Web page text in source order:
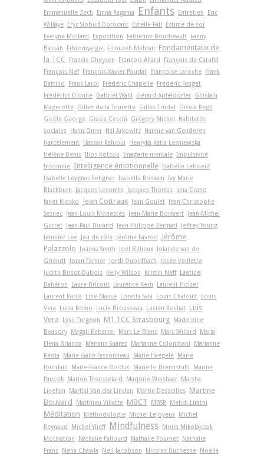
Emmanuelle Zech
Emna Ragama Enfants Entretien
Eric
Willaye Eryc Siobud Dorocant Estelle Fall
Estime de soi
Evelyne Mollard
Exposition Fabienne Boudreault Fanny
Bassan
Fibromyalgie Firouzeh Mehran
Fondamentaux de
la TCC
Francis Gheysen François Allard
François de Carufel
François Nef François-Xavier Poudat Françoise Laroche Frank
Dattilio
Frank Laroi Frédéric Chapelle Frédéric Fanget
Frédérick Dionne Gabriel Wahl Gérard Apfeldorfer Ghislain
Magerotte Gilles de la Tourette Gilles Trudel
Gisela Regli
Gisèle George Grazia Ceschi Grégory Michel
Habiletés
sociales Haim Omer Hal Arkowitz Hannie van Genderen
Harcèlement Hassan Rahioui
Henryka Katia Lesniewska
Hélène Denis Ilios Kotsou Imagerie mentale Impulsivité
Insomnie Intelligence émotionnelle Isabelle Leboeuf
Isabelle Leygnac-Solignac Isabelle Roskam Ivy Marie
Blackburn
Jacques Lecomte Jacques Thomas Jana Grand
Janet Klosko
Jean Cottraux Jean Goulet Jean-Christophe
Seznec Jean-Louis Monestès Jean-Marie Boisvert Jean-Michel
Gurret Jean-Paul Durand Jean-Philippe Zermati
Jeffrey Young
Jennifer Lee Jeu de rôle Jérôme Favrod
Jérôme
Palazzolo
Joanna Smith Joël Billieux Jolande van de
Griendt Joran Farnier Jordi Quoidbach
Josée Veillette
Judith Brisot-Dubois Kelly Wilson Kristin Neff Laetizia
Dahéron
Laure Bricout Laurence Kern
Laurent Holzer
Laurent Karila
Line Massé Loretta Sala Louis Chaloult Louis
Vera
Lucia Romo Lucie Brousseau Lucien Rochat Luis
Vera
Lyse Turgeon M1 TCC Strasbourg Madeleine
Beaudry Magali Rebattel Marc Le Blanc Marc Willard
Maria
Elena Brianda
Mariann Suarez Marianne Colombani
Marianne
Kédia
Marie Gallé-Tessonneau Marie Haegelé Marie
Jourdain
Marie-France Bolduc Marie-Jo Brennstuhl
Marine
Paucsik Marion Trousselard Marjorie Weishaar Marsha
Linehan
Martial Van der Linden Martin Desseilles Martine
Bouvard
Matthieu Villatte MBCT MBSR Mehdi Liratni
Méditation Méthodologie Michel Lejoyeux Michel
Reynaud
Michel Ylieff Mindfulness
Moïra Mikolajczak
Motivation
Nathalie Fallourd Nathalie Fournet Nathalie
Franc Neha Chawla Neil Jacobson Nicolas Duchesne Noëlla